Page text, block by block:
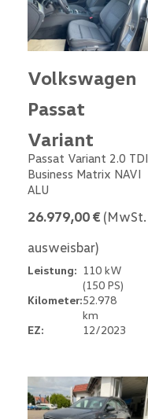
Volkswagen
Passat
Variant
Passat Variant 2.0 TDI
Business Matrix NAVI
ALU
26.979,00 € (MwSt.
ausweisbar)
Leistung: 110 kW
(150 PS)
Kilometer:52.978
km
EZ:
12/2023